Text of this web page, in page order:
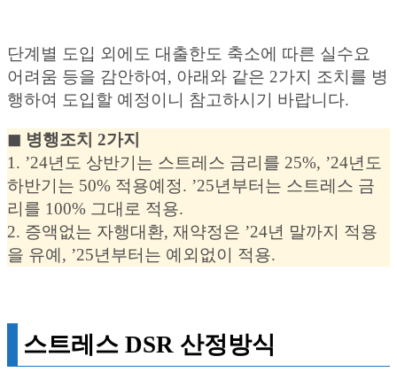
단계별 도입 외에도 대출한도 축소에 따른 실수요
어려움 등을 감안하여, 아래와 같은 2가지 조치를 병
행하여 도입할 예정이니 참고하시기 바랍니다.
◼︎ 병행조치 2가지
1. ’24년도 상반기는 스트레스 금리를 25%, ’24년도
하반기는 50% 적용예정. ’25년부터는 스트레스 금
리를 100% 그대로 적용.
2. 증액없는 자행대환, 재약정은 ’24년 말까지 적용
을 유예, ’25년부터는 예외없이 적용.
스트레스 DSR 산정방식